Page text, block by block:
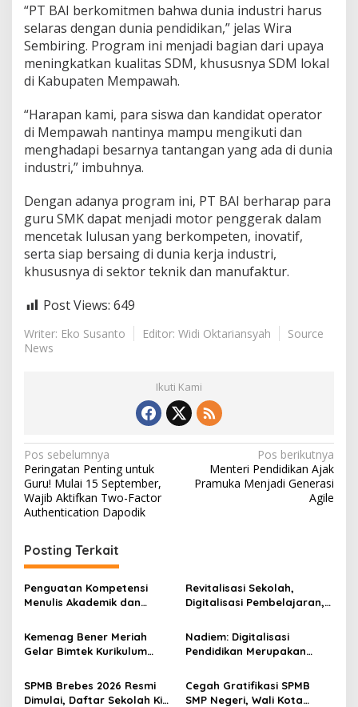
s
i
W
e
l
d
n
g
I
n
s
e
c
t
o
d
a
“PT BAI berkomitmen bahwa dunia industri harus
selaras dengan dunia pendidikan,” jelas Wira
Sembiring. Program ini menjadi bagian dari upaya
meningkatkan kualitas SDM, khususnya SDM lokal
di Kabupaten Mempawah.
“Harapan kami, para siswa dan kandidat operator
di Mempawah nantinya mampu mengikuti dan
menghadapi besarnya tantangan yang ada di dunia
industri,” imbuhnya.
Dengan adanya program ini, PT BAI berharap para
guru SMK dapat menjadi motor penggerak dalam
mencetak lulusan yang berkompeten, inovatif,
serta siap bersaing di dunia kerja industri,
khususnya di sektor teknik dan manufaktur.
Post Views: 649
Writer: Eko Susanto Editor: Widi Oktariansyah
Source
News
Ikuti Kami
N
a
v
i
g
a
s
i
p
o
s
Pos sebelumnya
Peringatan Penting untuk
Guru! Mulai 15 September,
Wajib Aktifkan Two-Factor
Authentication Dapodik
Pos berikutnya
Menteri Pendidikan Ajak
Pramuka Menjadi Generasi
Agile
Posting Terkait
Penguatan Kompetensi
Menulis Akademik dan
Sespimmen, Bekal
Pemimpin Polri Masa Depan
Revitalisasi Sekolah,
Digitalisasi Pembelajaran,
Jadi Strategi Pemerataan
Mutu PAUD
Kemenag Bener Meriah
Gelar Bimtek Kurikulum
Penyusunan Modul Ajar
bagi Guru RA
Nadiem: Digitalisasi
Pendidikan Merupakan
SPMB Brebes 2026 Resmi
Dimulai, Daftar Sekolah Kini
Cegah Gratifikasi SPMB
SMP Negeri, Wali Kota